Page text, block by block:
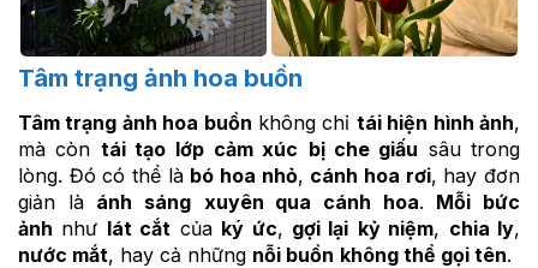
Tâm trạng ảnh hoa buồn
Tâm trạng ảnh hoa buồn không chỉ tái hiện hình ảnh,
mà còn tái tạo lớp cảm xúc bị che giấu sâu trong
lòng. Đó có thể là bó hoa nhỏ, cánh hoa rơi, hay đơn
giản là ánh sáng xuyên qua cánh hoa. Mỗi bức
ảnh như lát cắt của ký ức, gợi lại kỷ niệm, chia ly,
nước mắt, hay cả những nỗi buồn không thể gọi tên.